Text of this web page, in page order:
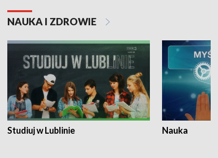
NAUKA I ZDROWIE
Studiuj w Lublinie Nauka